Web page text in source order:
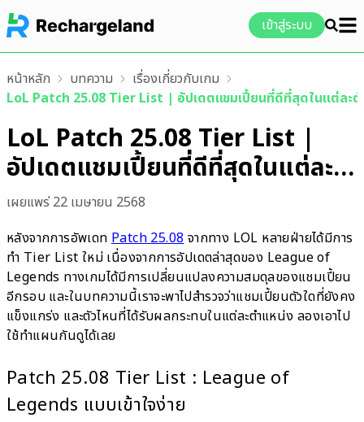
เข้าสู่ระบบ
หน้าหลัก บทความ
เรื่องเกี่ยวกับเกม
LoL Patch 25.08 Tier List | อัปเดตแชมเปี้ยนที่ดีที่สุดในแต่ละ
LoL Patch 25.08 Tier List |
อัปเดตแชมเปี้ยนที่ดีที่สุดในแต่ละ
ตำแหน่ง
เผยแพร่ 22 เมษายน 2568
หลังจากการอัพเดทPatch 25.08จากทาง LOL หลายฝ่ายได้มีการ
ทำ Tier List ใหม่ เนื่องจากการอัปเดตล่าสุดของ League of
Legends ทางเกมได้มีการเปลี่ยนแปลงความสมดุลของแชมเปี้ยน
อีกรอบ และในบทความนี้เราจะพาไปสำรวจว่าแชมเปี้ยนตัวใดที่ยังคง
แข็งแกร่ง และตัวไหนที่ได้รับผลกระทบในแต่ละตำแหน่ง ลองเอาไป
ใช้ทำแผนกันดูได้เลย
Patch 25.08 Tier List : League of
Legends แบบเข้าใจง่าย